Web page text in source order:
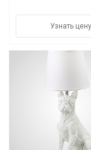
Узнать цену